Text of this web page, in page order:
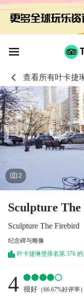
查看所有叶卡捷
 2
Sculpture
Sculpture The Firebird
纪念碑与雕像
叶卡捷琳堡排名第 376
4 很好 （66.67%好评率）